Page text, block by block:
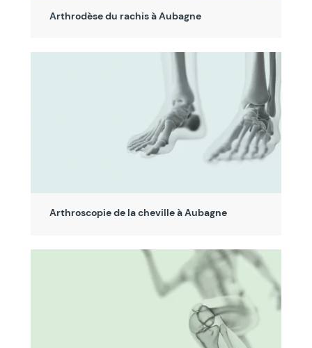
Arthrodèse du rachis à Aubagne
Arthroscopie de la cheville à Aubagne